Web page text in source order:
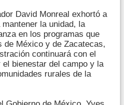
David Monreal exhortó a
la unidad, la
en los programas que
de México y de Zacatecas,
continuará con el
bienestar del campo y la
rurales de la